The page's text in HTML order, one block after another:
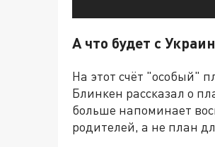
А что будет с
На этот счёт "особый"
Блинкен рассказал о
больше напоминает
родителей, а не план